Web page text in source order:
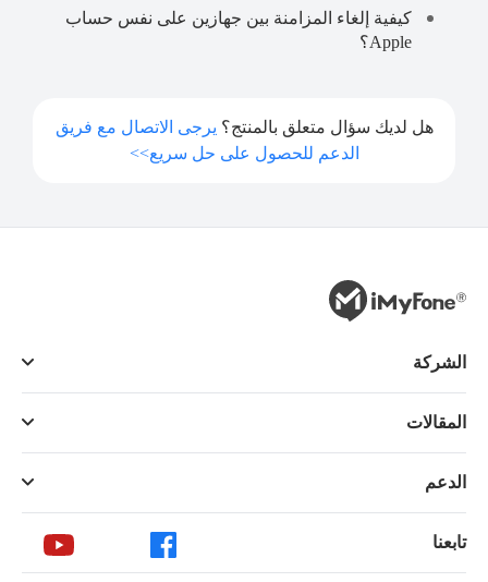
كيفية إلغاء المزامنة بين جهازين على نفس حساب
Apple؟
هل لديك سؤال متعلق بالمنتج؟ يرجى الاتصال مع فريق
الدعم للحصول على حل سريع>>
الشركة
المقالات
الدعم
تابعنا